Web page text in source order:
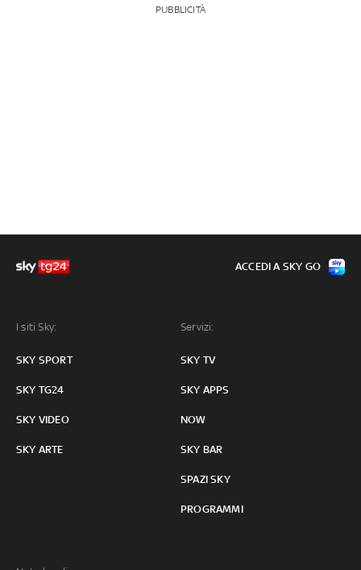
PUBBLICITÀ
I siti Sky:
SKY SPORT
SKY TG24
SKY VIDEO
SKY ARTE
Servizi:
SKY TV
SKY APPS
NOW
SKY BAR
SPAZI SKY
PROGRAMMI
ACCEDI A SKY GO